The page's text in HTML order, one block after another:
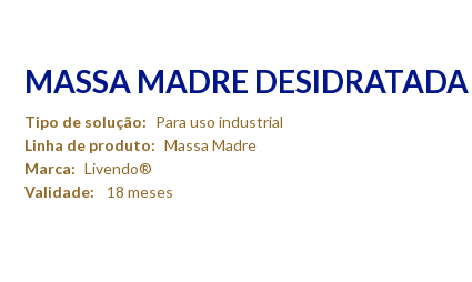
MASSA MADRE
Tipo de solução: Para uso industrial
Linha de produto: Massa Madre
Marca: Livendo®
Validade:
18 meses